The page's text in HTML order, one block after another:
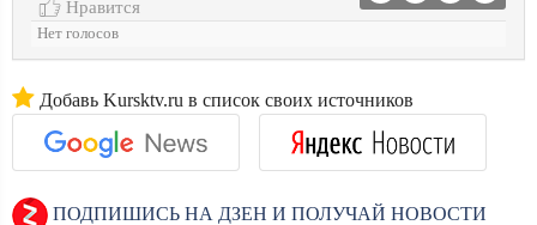
Нравится
Нет голосов
Добавь Kursktv.ru в список своих источников
ПОДПИШИСЬ НА ДЗЕН И ПОЛУЧАЙ НОВОСТИ